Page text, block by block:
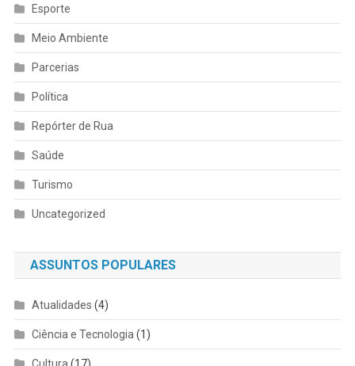
Esporte
Meio Ambiente
Parcerias
Política
Repórter de Rua
Saúde
Turismo
Uncategorized
ASSUNTOS POPULARES
Atualidades (4)
Ciência e Tecnologia (1)